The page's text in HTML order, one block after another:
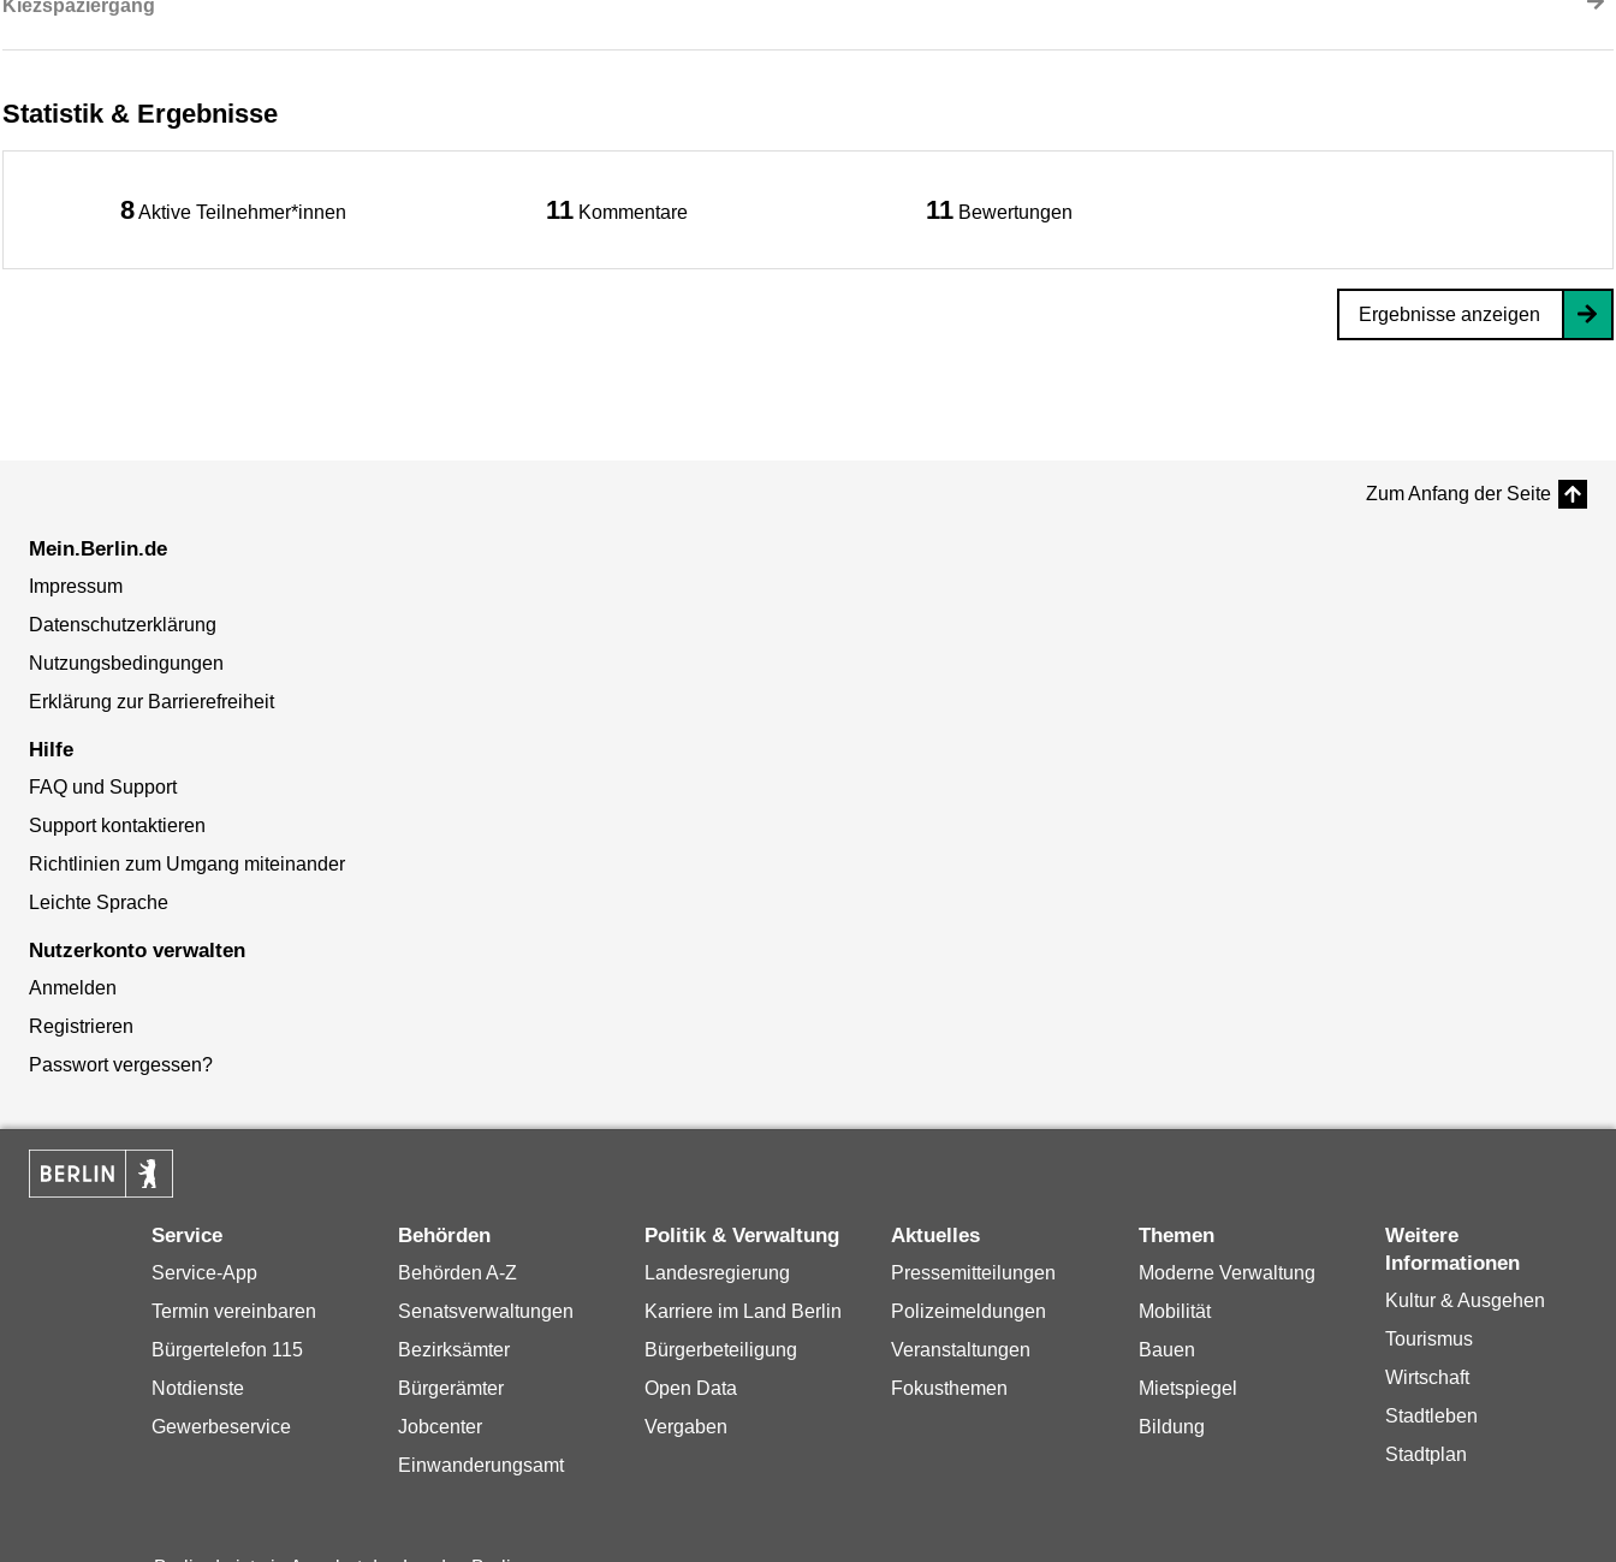
Kiezspaziergang
Statistik & Ergebnisse
8Aktive Teilnehmer*innen 11 Kommentare 11 Bewertungen
Ergebnisse anzeigen
Zum Anfang der Seite
Mein.Berlin.de
Impressum
Datenschutzerklärung
Nutzungsbedingungen
Erklärung zur Barrierefreiheit
Hilfe
FAQ und Support
Support kontaktieren
Richtlinien zum Umgang miteinander
Leichte Sprache
Nutzerkonto verwalten
Anmelden
Registrieren
Passwort vergessen?
Service
Service-App
Termin vereinbaren
Bürgertelefon 115
Notdienste
Gewerbeservice
Behörden
Behörden A-Z
Senatsverwaltungen
Bezirksämter
Bürgerämter
Jobcenter
Einwanderungsamt
Politik & Verwaltung
Landesregierung
Karriere im Land Berlin
Bürgerbeteiligung
Open Data
Vergaben
Aktuelles
Pressemitteilungen
Polizeimeldungen
Veranstaltungen
Fokusthemen
Themen
Moderne Verwaltung
Mobilität
Bauen
Mietspiegel
Bildung
Weitere
Informationen
Kultur & Ausgehen
Tourismus
Wirtschaft
Stadtleben
Stadtplan